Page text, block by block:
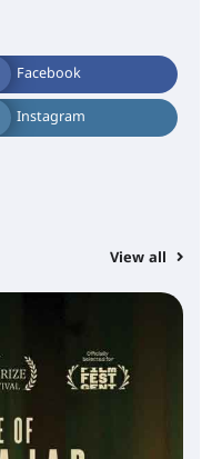
Facebook
Instagram
View all
സെക്കൻഡറി